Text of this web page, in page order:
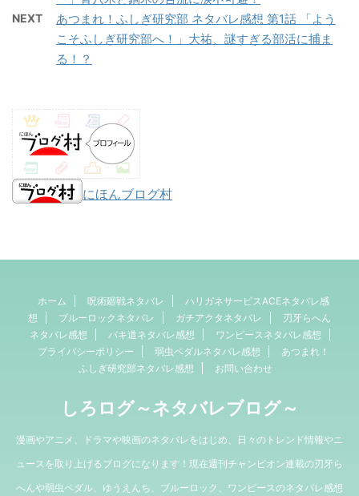
NEXT
あつまれ！ふしぎ研究部 ネタバレ感想 第1話 「よう
こそふしぎ研究部へ！」大祐、謎すぎる部活に捕ま
る！？
にほんブログ村
ホーム 呪術廻戦ネタバレ
ハリガネサービスACEネタバレ感
想
ブルーロックネタバレ ガチアクタネタバレ
刃牙らへん
ネタバレ感想
バキ道ネタバレ感想
ワンピースネタバレ感想
プライバシーポリシー
弱虫ペダルネタバレ感想
あつまれ！
ふしぎ研究部ネタバレ感想
お問い合わせ
しろログ～ネタバレブログ～
漫画やアニメ、ドラマや映画のネタバレをはじめ、日々のトレンド情報やニ
ュースを取り上げるブログになります！現在週刊チャンピオン連載の刃牙ら
へんや弱虫ペダル、ゆうえんち、ブルーロック、ワンピースのネタバレ感想